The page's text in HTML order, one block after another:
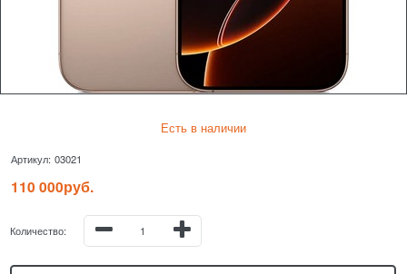
Есть в наличии
Артикул: 03021
110 000руб.
Количество: